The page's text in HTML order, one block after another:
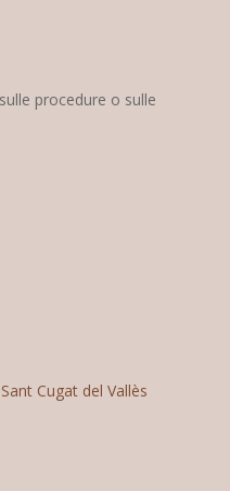
procedure o sulle
Cugat del Vallès